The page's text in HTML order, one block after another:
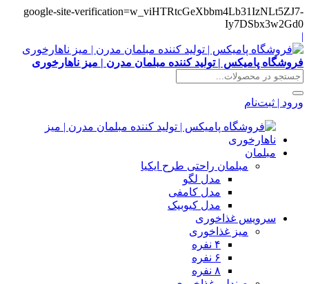
google-site-verification=w_viHTRtcGeXbbm4Lb31IzNLt5ZJ7-
Iy7DSbx3w2Gd0
|
فروشگاه پامیکس | تولید کننده مبلمان مدرن | میز ناهارخوری
ورود | ثبت‌نام
مبلمان
مبلمان راحتی طرح ایکیا
مدل لگو
مدل کامفی
مدل کیوبیک
سرویس غذاخوری
میز غذاخوری
۴ نفره
۶ نفره
۸ نفره